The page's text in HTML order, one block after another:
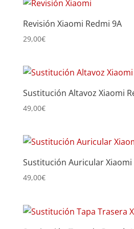
Revisión Xiaomi Redmi 9A
29,00€
Sustitución Altavoz Xiaomi
49,00€
Sustitución Auricular Xiaomi
49,00€